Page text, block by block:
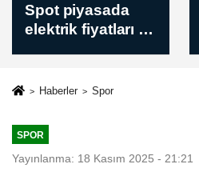
Netanyahu, Barış
Kurulu'nun
ateşkesin ikinci
reddettiklerini
açıkladı
Haberler Spor
SPOR
Yayınlanma: 18 Kasım 2025 - 21:21